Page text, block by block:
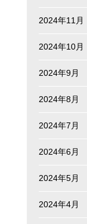
2024年11月
2024年10月
2024年9月
2024年8月
2024年7月
2024年6月
2024年5月
2024年4月